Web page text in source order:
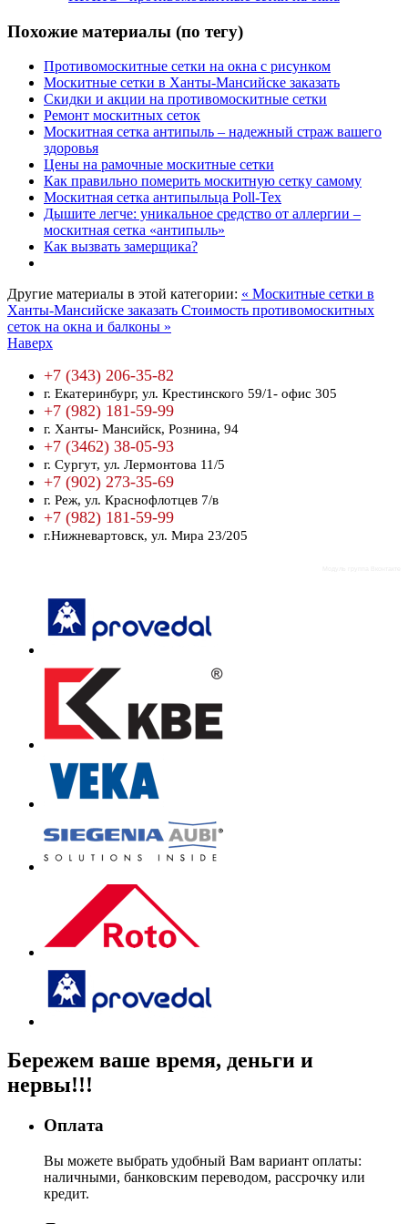
Похожие материалы (по тегу)
Противомоскитные сетки на окна с рисунком
Москитные сетки в Ханты-Мансийске заказать
Скидки и акции на противомоскитные сетки
Ремонт москитных сеток
Москитная сетка антипыль – надежный страж вашего
здоровья
Цены на рамочные москитные сетки
Как правильно померить москитную сетку самому
Москитная сетка антипыльца Poll-Tex
Дышите легче: уникальное средство от аллергии –
москитная сетка «антипыль»
Как вызвать замерщика?
Другие материалы в этой категории: « Москитные сетки в
Ханты-Мансийске заказать Стоимость противомоскитных
сеток на окна и балконы »
Наверх
+7 (343) 206-35-82
г. Екатеринбург, ул. Крестинского 59/1- офис 305
+7 (982) 181-59-99
г. Ханты- Мансийск, Рознина, 94
+7 (3462) 38-05-93
г. Сургут, ул. Лермонтова 11/5
+7 (902) 273-35-69
г. Реж, ул. Краснофлотцев 7/в
+7 (982) 181-59-99
г.Нижневартовск, ул. Мира 23/205
Бережем ваше время, деньги и
нервы!!!
Оплата
Вы можете выбрать удобный Вам вариант оплаты:
наличными, банковским переводом, рассрочку или
кредит.